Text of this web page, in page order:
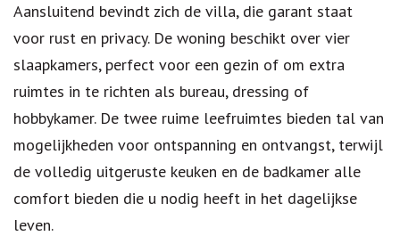
Aansluitend bevindt zich de villa, die garant staat
voor rust en privacy. De woning beschikt over vier
slaapkamers, perfect voor een gezin of om extra
ruimtes in te richten als bureau, dressing of
hobbykamer. De twee ruime leefruimtes bieden tal van
mogelijkheden voor ontspanning en ontvangst, terwijl
de volledig uitgeruste keuken en de badkamer alle
comfort bieden die u nodig heeft in het dagelijkse
leven.